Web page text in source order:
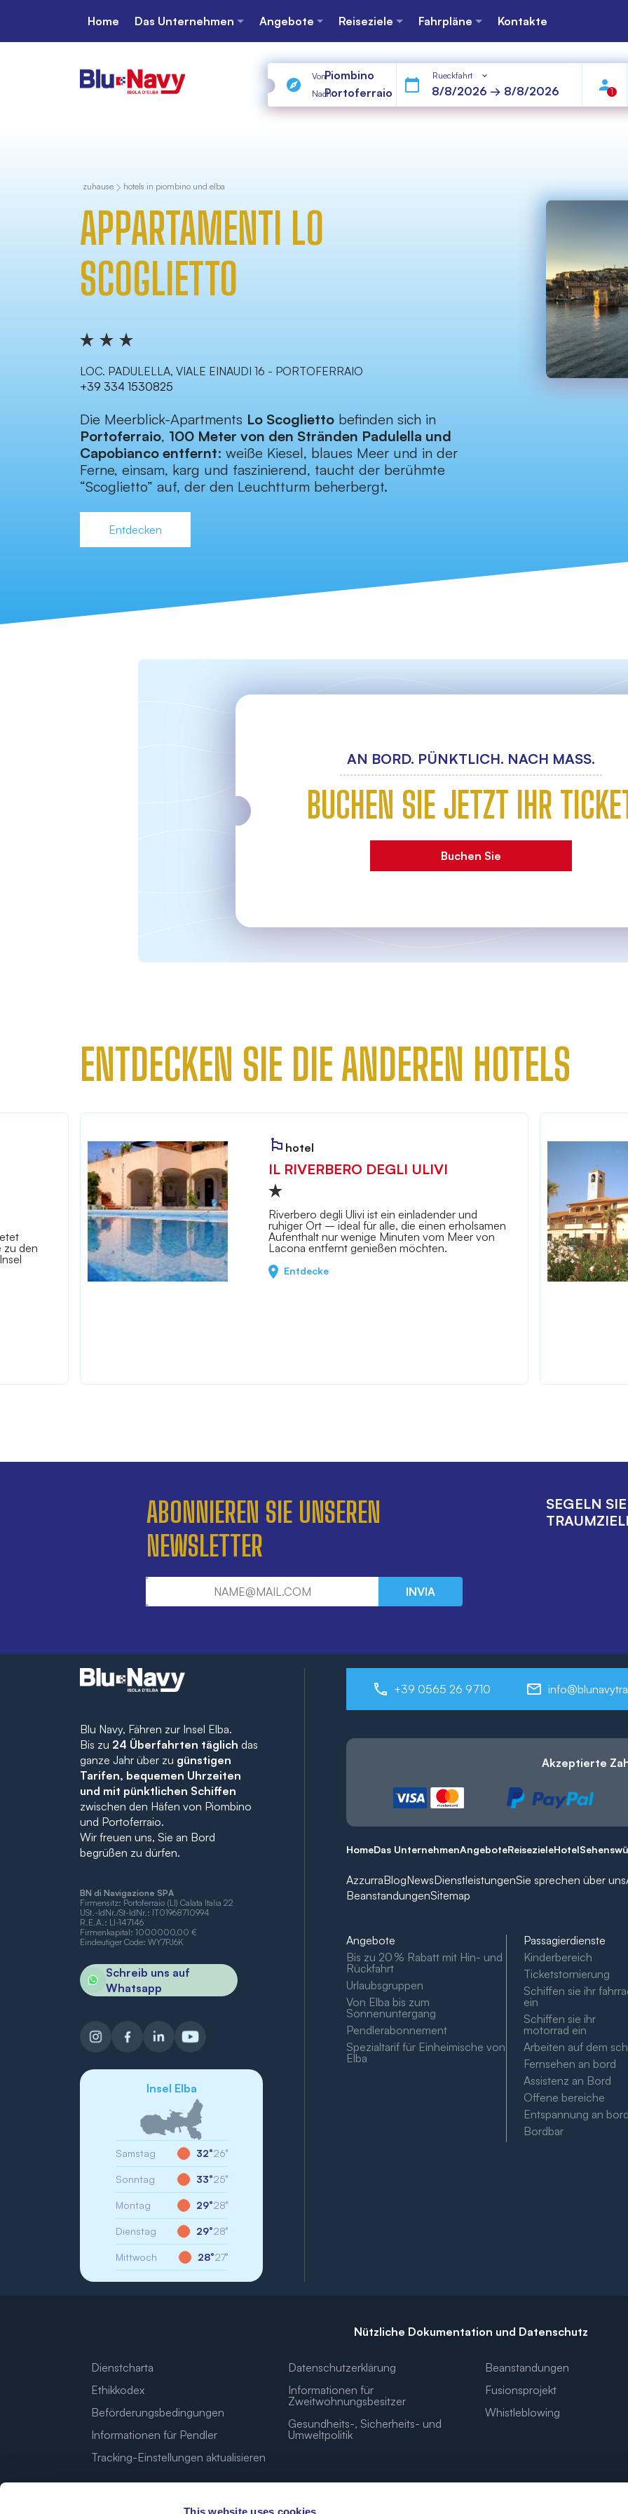
This website uses cookies
Home Das Unternehmen Angebote Reiseziele Fahrpläne Kontakte
VonPiombino
NachPortoferraio
Rueckfahrt
1
zuhause hotels in piombino und elba
APPARTAMENTI LO
SCOGLIETTO
LOC. PADULELLA, VIALE EINAUDI 16 - PORTOFERRAIO
+39 334 1530825
Die Meerblick-Apartments Lo Scoglietto befinden sich in
Portoferraio, 100 Meter von den Stränden Padulella und
Capobianco entfernt: weiße Kiesel, blaues Meer und in der
Ferne, einsam, karg und faszinierend, taucht der berühmte
“Scoglietto” auf, der den Leuchtturm beherbergt.
Entdecken
AN BORD. PÜNKTLICH. NACH MASS.
BUCHEN SIE JETZT IHR
Buchen Sie
ENTDECKEN SIE DIE ANDEREN HOTELS
zu den
hotel
IL RIVERBERO DEGLI ULIVI
Riverbero degli Ulivi ist ein einladender und
ruhiger Ort – ideal für alle, die einen erholsamen
Aufenthalt nur wenige Minuten vom Meer von
Lacona entfernt genießen möchten.
Entdecke
ABONNIEREN SIE UNSEREN
NEWSLETTER
INVIA
SEGELN
Blu Navy, Fähren zur Insel Elba.
Bis zu 24 Überfahrten täglich das
ganze Jahr über zu günstigen
Tarifen, bequemen Uhrzeiten
und mit pünktlichen Schiffen
zwischen den Häfen von Piombino
und Portoferraio.
Wir freuen uns, Sie an Bord
begrüßen zu dürfen.
BN di Navigazione SPA
Firmensitz: Portoferraio (LI) Calata Italia 22
USt.-IdNr./St-IdNr.: IT01968710994
R.E.A.: LI-147146
Firmenkapital: 1000000,00 €
Eindeutiger Code: WY7PJ6K
Schreib uns auf
Whatsapp
Insel Elba
Samstag 32°26°
Sonntag 33°25°
Montag 29°28°
Dienstag 29°28°
Mittwoch 28°27°
+39 0565 26 9710
Akzeptierte
HomeDas UnternehmenAngeboteReisezieleHotel
AzzurraBlogNewsDienstleistungenSie sprechen über uns
BeanstandungenSitemap
Angebote
Bis zu 20 % Rabatt mit Hin- und
Rückfahrt
Urlaubsgruppen
Von Elba bis zum
Sonnenuntergang
Pendlerabonnement
Spezialtarif für Einheimische von
Elba
Passagierdienste
Kinderbereich
Ticketstornierung
Schiffen sie ihr
ein
Schiffen sie ihr
motorrad ein
Arbeiten auf dem
Fernsehen an bord
Assistenz an Bord
Offene bereiche
Entspannung an
Bordbar
Nützliche Dokumentation und Datenschutz
Dienstcharta
Ethikkodex
Beförderungsbedingungen
Informationen für Pendler
Datenschutzerklärung
Informationen für
Zweitwohnungsbesitzer
Gesundheits-, Sicherheits- und
Umweltpolitik
Beanstandungen
Fusionsprojekt
Whistleblowing
Tracking-Einstellungen aktualisieren